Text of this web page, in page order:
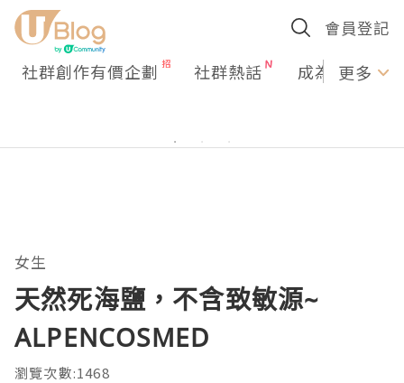
會員登記
社群創作有價企劃 社群熱話 成為U更多
女生
天然死海鹽，不含致敏源~
ALPENCOSMED
瀏覽次數:1468